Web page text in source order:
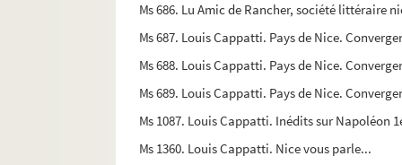
Ms 686. Lu Amic de Rancher, société littéraire
Ms 687. Louis Cappatti. Pays de Nice.
Ms 688. Louis Cappatti. Pays de Nice.
Ms 689. Louis Cappatti. Pays de Nice.
Ms 1087. Louis Cappatti. Inédits sur Napoléon
Ms 1360. Louis Cappatti. Nice vous parle...